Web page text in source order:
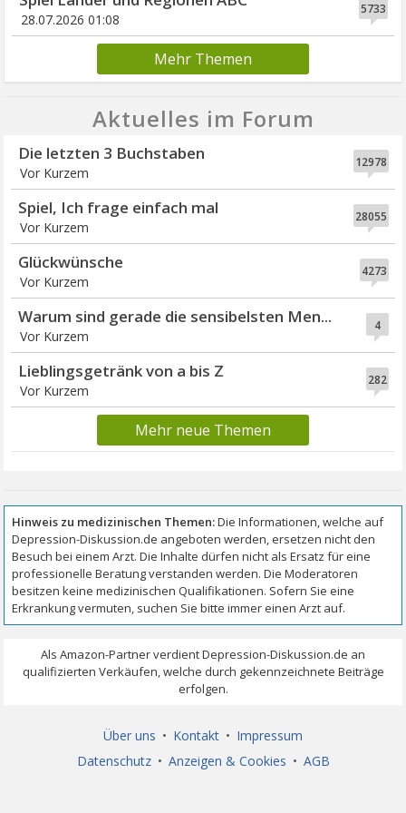
5733
28.07.2026 01:08
Mehr Themen
Aktuelles im Forum
12978
Die letzten 3 Buchstaben
Vor Kurzem
28055
Spiel, Ich frage einfach mal
Vor Kurzem
4273
Glückwünsche
Vor Kurzem
4
Warum sind gerade die sensibelsten Men...
Vor Kurzem
282
Lieblingsgetränk von a bis Z
Vor Kurzem
Mehr neue Themen
Über uns • Kontakt • Impressum
Datenschutz • Anzeigen & Cookies • AGB